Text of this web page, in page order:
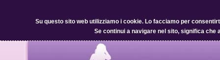
Su questo sito web utilizziamo i cookie.Lo facciamo per
Se continui a navigare nel sito, significa che